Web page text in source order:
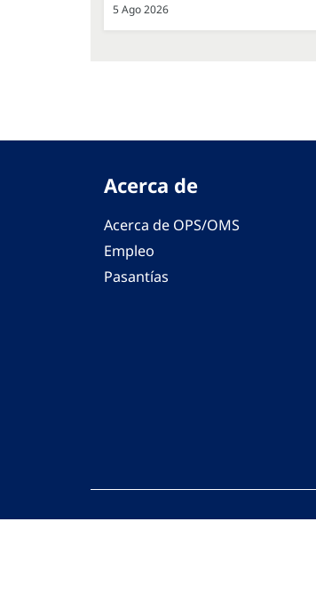
5 Ago 2026
Acerca de
Acerca de OPS/OMS
Empleo
Pasantías